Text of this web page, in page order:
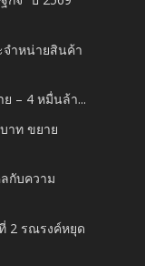
จำหน่ายสินค้า
– 4 หมื่นล้า...
าท ขยาย
กับความ
ที่ 2 รณรงค์หยุด